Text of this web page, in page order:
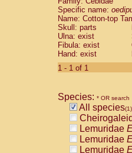
Cebidae
Cebidae
Cebidae
Cebidae
Cebidae
Cebidae
Cebidae
Cebidae
Cebidae
Cebidae
Cebidae
Cebidae
Specific name:
Name: Cotton-top
Skull: parts
Ulna: exist
Fibula: exist
Hand: exist
1 - 1 of 1
Species: * OR search
All species(1)
Lemuridae
Lemuridae
Lemuridae